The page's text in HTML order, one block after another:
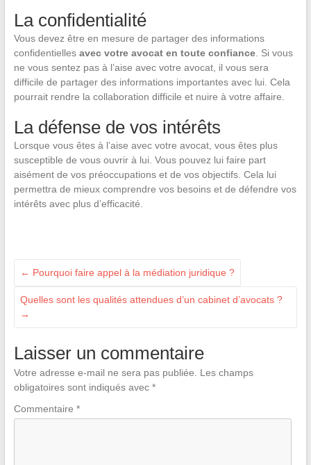
La confidentialité
Vous devez être en mesure de partager des informations
confidentielles avec votre avocat en toute confiance. Si vous
ne vous sentez pas à l’aise avec votre avocat, il vous sera
difficile de partager des informations importantes avec lui. Cela
pourrait rendre la collaboration difficile et nuire à votre affaire.
La défense de vos intérêts
Lorsque vous êtes à l’aise avec votre avocat, vous êtes plus
susceptible de vous ouvrir à lui. Vous pouvez lui faire part
aisément de vos préoccupations et de vos objectifs. Cela lui
permettra de mieux comprendre vos besoins et de défendre vos
intérêts avec plus d’efficacité.
← Pourquoi faire appel à la médiation juridique ?
Quelles sont les qualités attendues d’un cabinet d’avocats ?
→
Laisser un commentaire
Votre adresse e-mail ne sera pas publiée. Les champs
obligatoires sont indiqués avec *
Commentaire *